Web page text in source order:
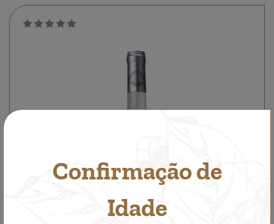
Confirmação de
Idade